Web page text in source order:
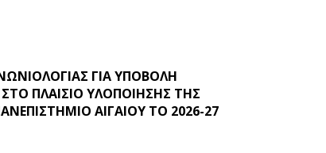
ΓΙΑ ΥΠΟΒΟΛΗ
ΠΛΑΙΣΙΟ ΥΛΟΠΟΙΗΣΗΣ ΤΗΣ
ΑΙΓΑΙΟΥ ΤΟ 2026-27